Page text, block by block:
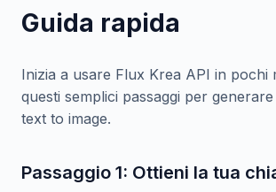
Guida rapida
Inizia a usare Flux Krea API in pochi
questi semplici passaggi per
text to image.
Passaggio 1: Ottieni la tua